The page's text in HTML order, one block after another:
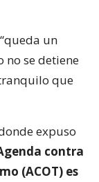
un
no se detiene
que
expuso
contra
(ACOT) es